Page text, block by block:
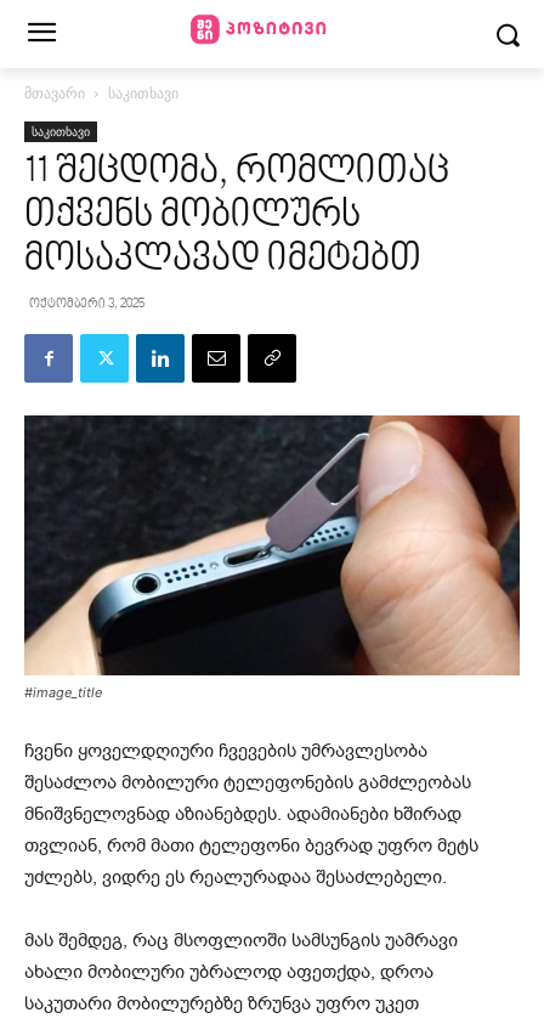
მთავარი საკითხავი
საკითხავი
11 შეცდომა, რომლითაც
თქვენს მობილურს
მოსაკლავად იმეტებთ
ოქტომბერი 3, 2025
#image_title
ჩვენი ყოველდღიური ჩვევების უმრავლესობა
შესაძლოა მობილური ტელეფონების გამძლეობას
მნიშვნელოვნად აზიანებდეს. ადამიანები ხშირად
თვლიან, რომ მათი ტელეფონი ბევრად უფრო მეტს
უძლებს, ვიდრე ეს რეალურადაა შესაძლებელი.
მას შემდეგ, რაც მსოფლიოში სამსუნგის უამრავი
ახალი მობილური უბრალოდ აფეთქდა, დროა
საკუთარი მობილურებზე ზრუნვა უფრო უკეთ